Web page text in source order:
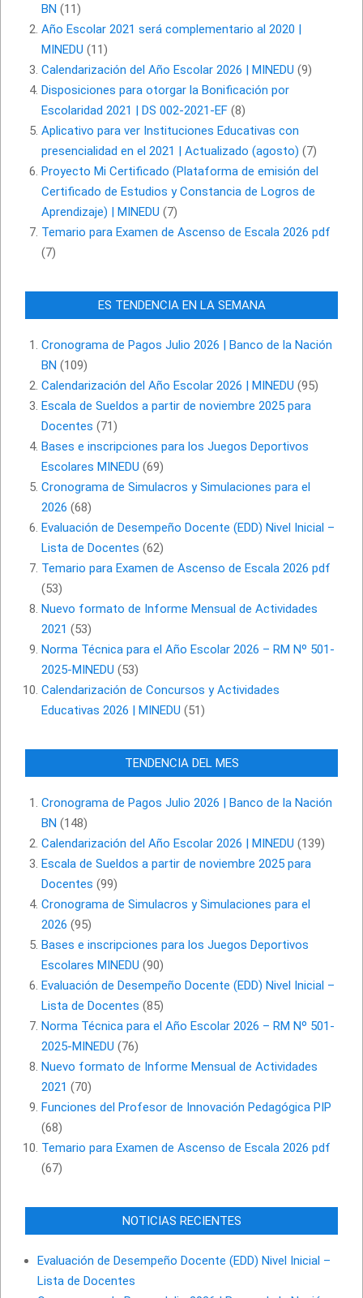
BN (11)
Año Escolar 2021 será complementario al 2020 |
MINEDU (11)
Calendarización del Año Escolar 2026 | MINEDU (9)
Disposiciones para otorgar la Bonificación por
Escolaridad 2021 | DS 002-2021-EF (8)
Aplicativo para ver Instituciones Educativas con
presencialidad en el 2021 | Actualizado (agosto) (7)
Proyecto Mi Certificado (Plataforma de emisión del
Certificado de Estudios y Constancia de Logros de
Aprendizaje) | MINEDU (7)
Temario para Examen de Ascenso de Escala 2026 pdf
(7)
ES TENDENCIA EN LA SEMANA
Cronograma de Pagos Julio 2026 | Banco de la Nación
BN (109)
Calendarización del Año Escolar 2026 | MINEDU (95)
Escala de Sueldos a partir de noviembre 2025 para
Docentes (71)
Bases e inscripciones para los Juegos Deportivos
Escolares MINEDU (69)
Cronograma de Simulacros y Simulaciones para el
2026 (68)
Evaluación de Desempeño Docente (EDD) Nivel Inicial –
Lista de Docentes (62)
Temario para Examen de Ascenso de Escala 2026 pdf
(53)
Nuevo formato de Informe Mensual de Actividades
2021 (53)
Norma Técnica para el Año Escolar 2026 – RM Nº 501-
2025-MINEDU (53)
Calendarización de Concursos y Actividades
Educativas 2026 | MINEDU (51)
TENDENCIA DEL MES
Cronograma de Pagos Julio 2026 | Banco de la Nación
BN (148)
Calendarización del Año Escolar 2026 | MINEDU (139)
Escala de Sueldos a partir de noviembre 2025 para
Docentes (99)
Cronograma de Simulacros y Simulaciones para el
2026 (95)
Bases e inscripciones para los Juegos Deportivos
Escolares MINEDU (90)
Evaluación de Desempeño Docente (EDD) Nivel Inicial –
Lista de Docentes (85)
Norma Técnica para el Año Escolar 2026 – RM Nº 501-
2025-MINEDU (76)
Nuevo formato de Informe Mensual de Actividades
2021 (70)
Funciones del Profesor de Innovación Pedagógica PIP
(68)
Temario para Examen de Ascenso de Escala 2026 pdf
(67)
NOTICIAS RECIENTES
Evaluación de Desempeño Docente (EDD) Nivel Inicial –
Lista de Docentes